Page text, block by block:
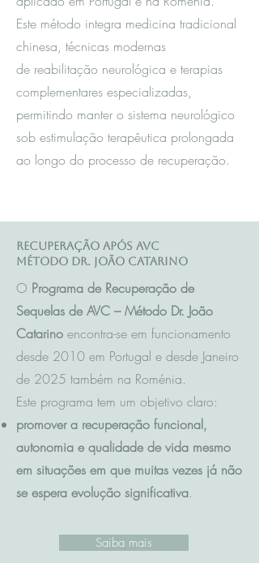
Este método integra medicina tradicional
chinesa, técnicas modernas
de reabilitação neurológica e terapias
complementares especializadas,
permitindo manter o sistema neurológico
sob estimulação terapêutica prolongada
ao longo do processo de recuperação.
Recuperação após AVC
Método Dr. João Catarino
O Programa de Recuperação de
Sequelas de AVC – Método Dr. João
Catarino encontra-se em funcionamento
desde 2010 em Portugal e desde Janeiro
de 2025 também na Roménia.
Este programa tem um objetivo claro:
promover a recuperação funcional,
autonomia e qualidade de vida mesmo
em situações em que muitas vezes já não
se espera evolução significativa.
Saiba mais